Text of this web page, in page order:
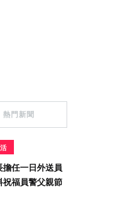
熱門新聞
擔任一日外送員
祝福員警父親節